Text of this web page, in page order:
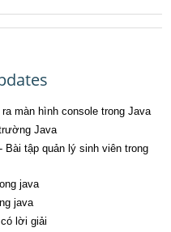
màn hình console trong Java
Java
Bài tập quản lý sinh viên trong
java
java
lời giải